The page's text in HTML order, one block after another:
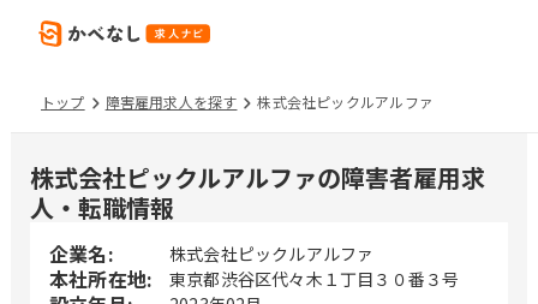
トップ 障害雇用求人を探す 株式会社ピックルアルファ
株式会社ピックルアルファの障害者雇用求
人・転職情報
企業名: 株式会社ピックルアルファ
本社所在地: 東京都渋谷区代々木１丁目３０番３号